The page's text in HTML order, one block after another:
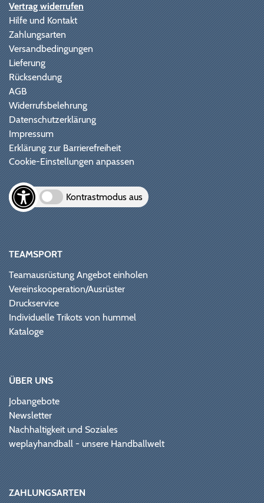
Vertrag widerrufen
Hilfe und Kontakt
Zahlungsarten
Versandbedingungen
Lieferung
Rücksendung
AGB
Widerrufsbelehrung
Datenschutzerklärung
Impressum
Erklärung zur Barrierefreiheit
Cookie-Einstellungen anpassen
Kontrastmodus aus
TEAMSPORT
Teamausrüstung Angebot einholen
Vereinskooperation/Ausrüster
Druckservice
Individuelle Trikots von hummel
Kataloge
ÜBER UNS
Jobangebote
Newsletter
Nachhaltigkeit und Soziales
weplayhandball - unsere Handballwelt
ZAHLUNGSARTEN